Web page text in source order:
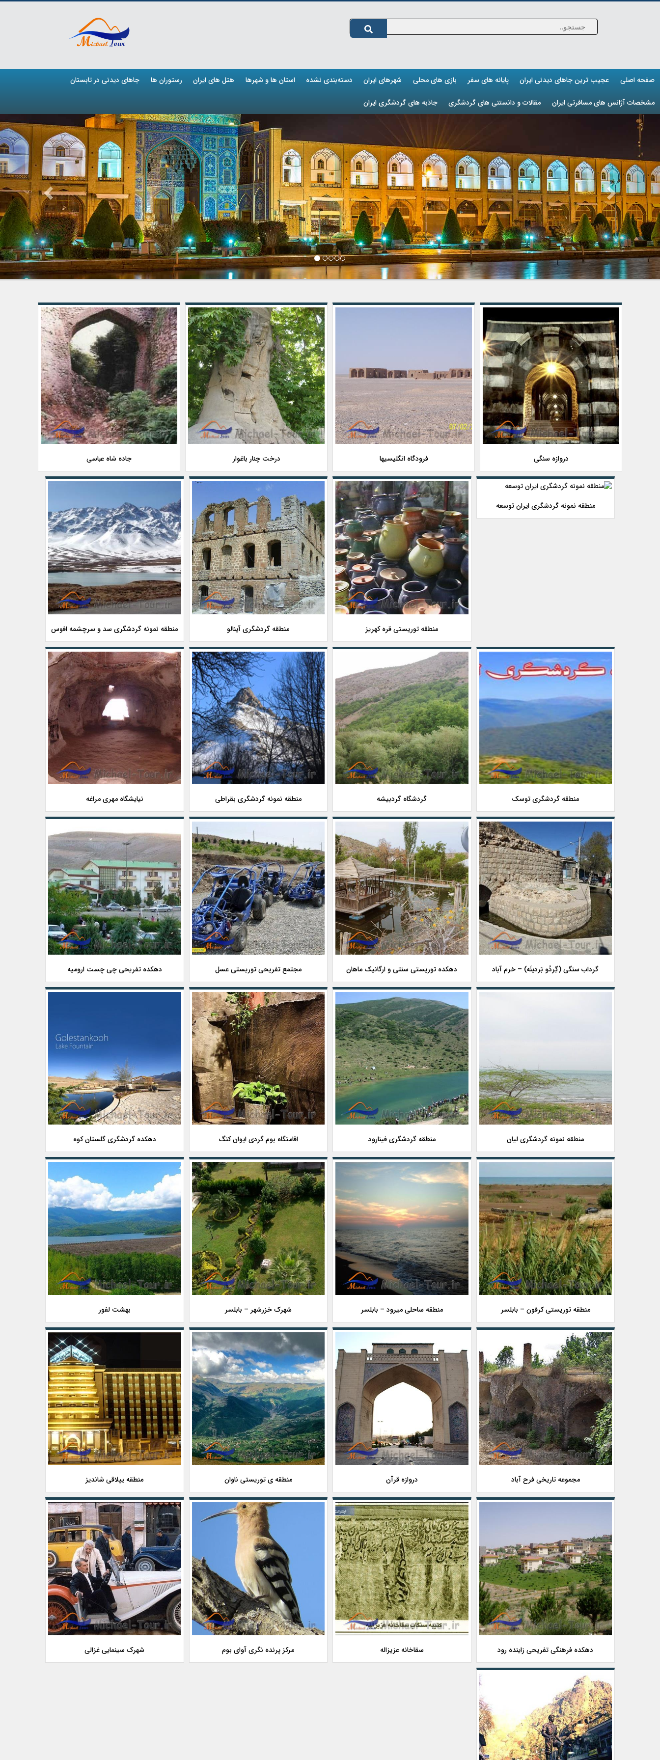
صفحه اصلی عجیب ترین جاهای دیدنی ایران پایانه های سفر بازی های محلی شهرهای ایران دسته‌بندی نشده استان ها و شهرها هتل های ایران رستوران ها جاهای دیدنی در تابستان
مشخصات آژانس های مسافرتی ایران مقالات و دانستنی های گردشگری جاذبه های گردشگری ایران
دروازه سنگی فرودگاه انگلیسیها درخت چنار باغوار جاده شاه عباسی
منطقه نمونه گردشگری ایران توسعه
منطقه توریستی قره کهریز منطقه گردشگری آینالو منطقه نمونه گردشگری سد و سرچشمه افوس
منطقه گردشگری توسک گردشگاه گردبیشه منطقه نمونه گردشگری بقراطی نیایشگاه مهری مراغه
گرداب سنگی (گِردُو بَردینَه) – خرم آباد دهکده توریستی سنتی و ارگانیک ماهان مجتمع تفریحی توریستی عسل دهکده تفریحی چی چست ارومیه
منطقه نمونه گردشگری لیان منطقه گردشگری فینارود اقامتگاه بوم گردی ایوان کنگ دهکده گردشگری گلستان کوه
منطقه توریستی کرفون – بابلسر منطقه ساحلی میرود – بابلسر شهرک خزرشهر – بابلسر بهشت لفور
مجموعه تاریخی فرح آباد دروازه قرآن منطقه ی توریستی ناوان منطقه ییلاقی شاندیز
دهکده فرهنگی تفریحی زاینده رود سقاخانه عزیزاله مرکز پرنده نگری آوای بوم شهرک سینمایی غزالی